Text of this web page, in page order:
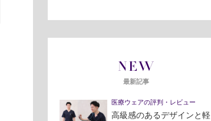
NEW
最新記事
医療ウェアの評判・レビュー
高級感のあるデザインと軽